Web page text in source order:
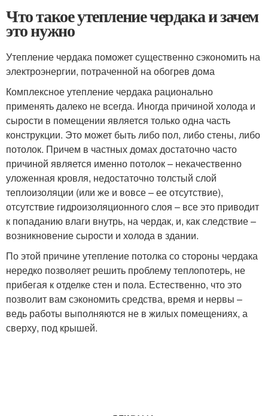
Что такое утепление чердака и зачем
это нужно
Утепление чердака поможет существенно сэкономить на
электроэнергии, потраченной на обогрев дома
Комплексное утепление чердака рационально
применять далеко не всегда. Иногда причиной холода и
сырости в помещении является только одна часть
конструкции. Это может быть либо пол, либо стены, либо
потолок. Причем в частных домах достаточно часто
причиной является именно потолок – некачественно
уложенная кровля, недостаточно толстый слой
теплоизоляции (или же и вовсе – ее отсутствие),
отсутствие гидроизоляционного слоя – все это приводит
к попаданию влаги внутрь, на чердак, и, как следствие –
возникновение сырости и холода в здании.
По этой причине утепление потолка со стороны чердака
нередко позволяет решить проблему теплопотерь, не
прибегая к отделке стен и пола. Естественно, что это
позволит вам сэкономить средства, время и нервы –
ведь работы выполняются не в жилых помещениях, а
сверху, под крышей.